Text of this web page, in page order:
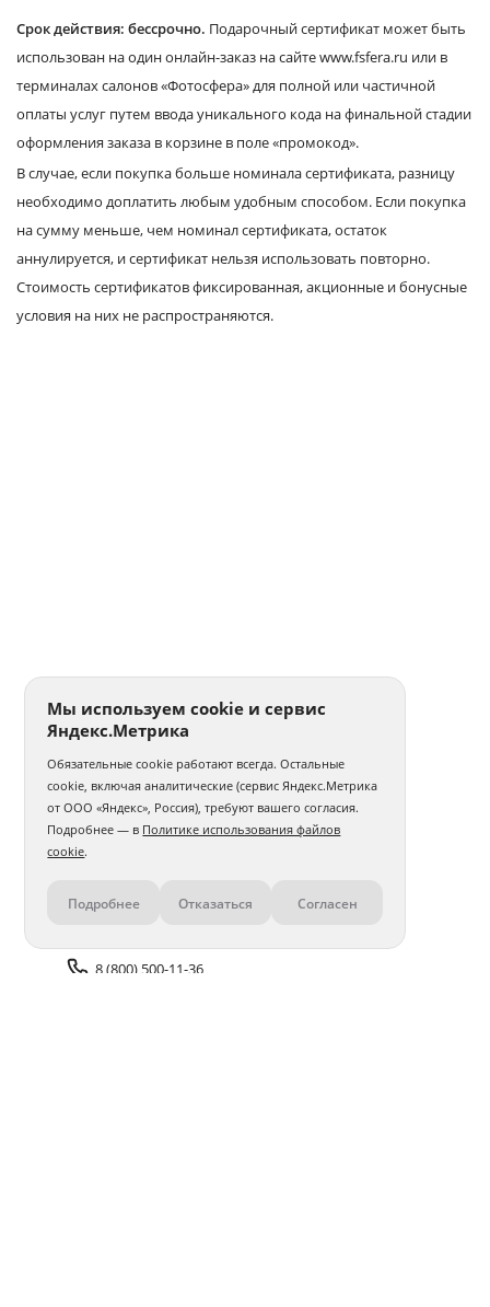
Срок действия: бессрочно. Подарочный сертификат может быть
использован на один онлайн-заказ на сайте www.fsfera.ru или в
терминалах салонов «Фотосфера» для полной или частичной
оплаты услуг путем ввода уникального кода на финальной стадии
оформления заказа в корзине в поле «промокод».
В случае, если покупка больше номинала сертификата, разницу
необходимо доплатить любым удобным способом. Если покупка
на сумму меньше, чем номинал сертификата, остаток
аннулируется, и сертификат нельзя использовать повторно.
Стоимость сертификатов фиксированная, акционные и бонусные
условия на них не распространяются.
Контакты
8 (800) 500-11-36
Мы используем cookie и сервис
Яндекс.Метрика
Обязательные cookie работают всегда. Остальные
cookie, включая аналитические (сервис Яндекс.Метрика
от ООО «Яндекс», Россия), требуют вашего согласия.
Подробнее — в Политике использования файлов
cookie.
Подробнее Отказаться Согласен